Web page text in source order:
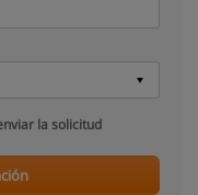
la solicitud